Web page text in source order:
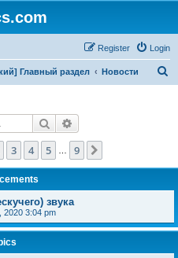
Login
Register
Главный раздел Новости
Search
9
3 4 5 9
звука
2020 3:04 pm